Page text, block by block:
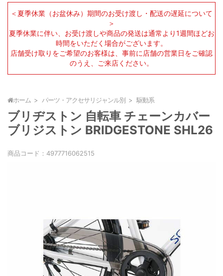
＜夏季休業（お盆休み）期間のお受け渡し・配送の遅延について
＞
夏季休業に伴い、お受け渡しや商品の発送は通常より1週間ほどお
時間をいただく場合がございます。
店舗受け取りをご希望のお客様は、事前に店舗の営業日をご確認
のうえ、ご来店ください。
ホーム パーツ・アクセサリジャンル別 駆動系
ブリヂストン 自転車 チェーンカバー
ブリジストン BRIDGESTONE SHL26
商品コード： 4977716062515